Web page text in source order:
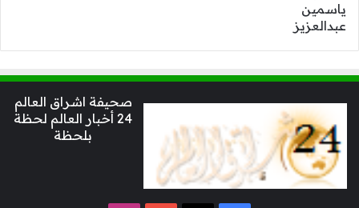
صحيفة اشراق العالم
24 أخبار العالم لحظة
بلحظة